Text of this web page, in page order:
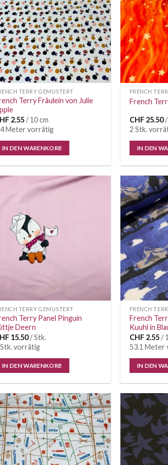
TERRY GEMUSTERT
Terry Fräulein von Julie
2.55/ 10 cm
Meter vorrätig
IN DEN WARENKORB
FRENCH
French
CHF25.50/
2 Stk.
IN DEN
TERRY GEMUSTERT
Terry Panel Pinguin
Deern
15.50/ Stk.
vorrätig
IN DEN WARENKORB
FRENCH
French
Kuuhl in
CHF2.55/
53.1 Meter
IN DEN
Auf die
Wunschliste